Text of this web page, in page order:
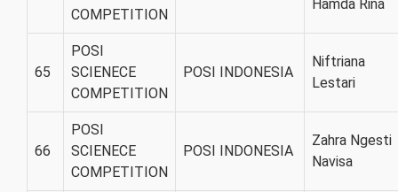
COMPETITION
Hamda Rina
65
POSI
SCIENECE
COMPETITION
POSI INDONESIA
Niftriana
Lestari
66
POSI
SCIENECE
COMPETITION
POSI INDONESIA
Zahra Ngesti
Navisa